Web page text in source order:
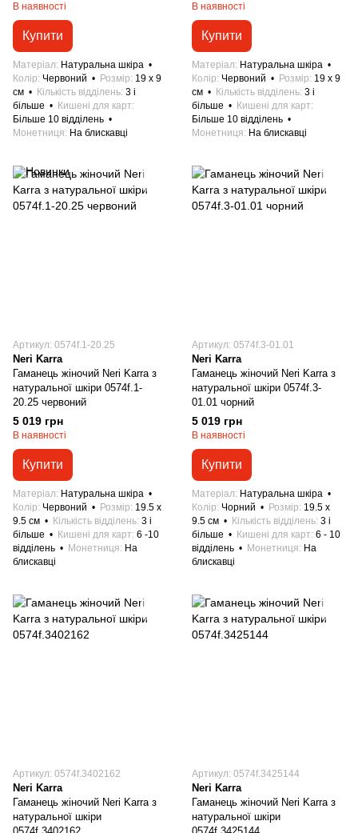
В наявності
Купити
Матеріал
Натуральна шкіра
Колір Червоний Розмір 19 x 9
см
Кількість відділень 3 і
більше
Кишені для карт
Більше 10 відділень
Монетниця
На блискавці
В наявності
Купити
Матеріал
Натуральна шкіра
Колір Червоний Розмір 19 x 9
см
Кількість відділень 3 і
більше
Кишені для карт
Більше 10 відділень
Монетниця
На блискавці
Артикул: 0574f.1-20.25
Neri Karra
Гаманець жіночий Neri Karra з
натуральної шкіри 0574f.1-
20.25 червоний
5 019 грн
В наявності
Купити
Матеріал
Натуральна шкіра
Колір Червоний Розмір 19.5 x
9.5 см
Кількість відділень 3 і
більше
Кишені для карт 6 -10
відділень
Монетниця
На
блискавці
Артикул: 0574f.3-01.01
Neri Karra
Гаманець жіночий Neri Karra з
натуральної шкіри 0574f.3-
01.01 чорний
5 019 грн
В наявності
Купити
Матеріал
Натуральна шкіра
Колір Чорний Розмір 19.5 x
9.5 см
Кількість відділень 3 і
більше
Кишені для карт 6 - 10
відділень
Монетниця
На
блискавці
Артикул: 0574f.3402162
Neri Karra
Гаманець жіночий Neri Karra з
натуральної шкіри
Артикул: 0574f.3425144
Neri Karra
Гаманець жіночий Neri Karra з
натуральної шкіри